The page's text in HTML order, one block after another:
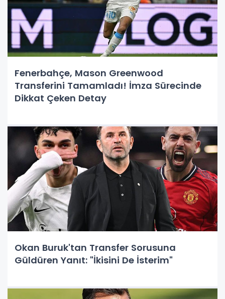
Fenerbahçe, Mason Greenwood
Transferini Tamamladı! İmza Sürecinde
Dikkat Çeken Detay
Okan Buruk'tan Transfer Sorusuna
Güldüren Yanıt: "İkisini De İsterim"